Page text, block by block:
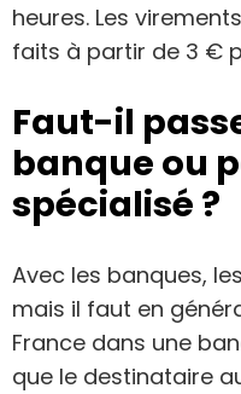
heures. Les
faits à partir de 3 €
Faut-il
banque ou
spécialisé ?
Avec les banques,
mais il faut en
France dans une
que le destinataire